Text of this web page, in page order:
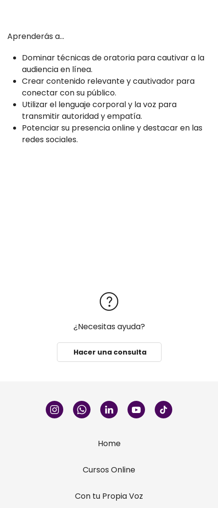
Aprenderás a...
Dominar técnicas de oratoria para cautivar a la
audiencia en línea.
Crear contenido relevante y cautivador para
conectar con su público.
Utilizar el lenguaje corporal y la voz para
transmitir autoridad y empatía.
Potenciar su presencia online y destacar en las
redes sociales.
¿Necesitas ayuda?
Hacer una consulta
Home
Cursos Online
Con tu Propia Voz